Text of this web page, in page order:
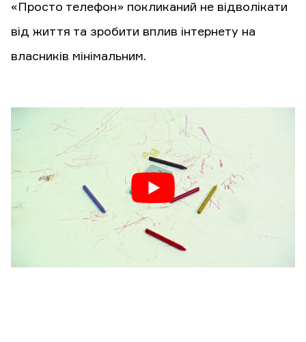
«Просто телефон» покликаний не відволікати
від життя та зробити вплив інтернету на
власників мінімальним.